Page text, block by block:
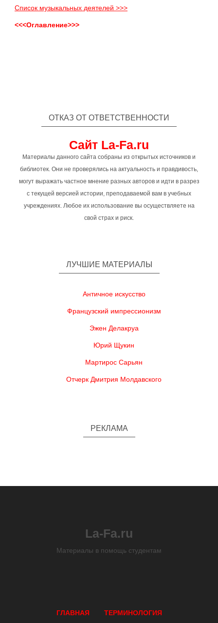
Список музыкальных деятелей >>>
<<<Оглавление>>>
ОТКАЗ ОТ ОТВЕТСТВЕННОСТИ
Сайт La-Fa.ru
Материалы данного сайта собраны из открытых источников и
библиотек. Они не проверялись на актуальность и правдивость,
могут выражать частное мнение разных авторов и идти в разрез
с текущей версией истории, преподаваемой вам в учебных
учреждениях. Любое их использование вы осуществляете на
свой страх и риск.
ЛУЧШИЕ МАТЕРИАЛЫ
Античное искусство
Французский импрессионизм
Эжен Делакруа
Юрий Щукин
Мартирос Сарьян
Отчерк Дмитрия Молдавского
РЕКЛАМА
La-Fa.ru
Материалы в помощь студентам
ГЛАВНАЯ ТЕРМИНОЛОГИЯ